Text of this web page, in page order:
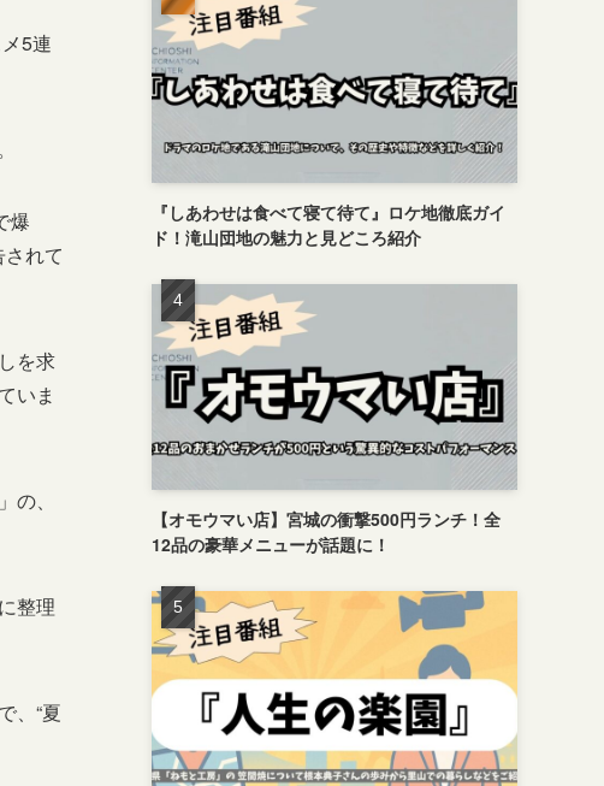
5連
爆
れて
を求
いま
、
整理
、“夏
『しあわせは食べて寝て待て』ロケ地徹底ガイ
ド！滝山団地の魅力と見どころ紹介
【オモウマい店】宮城の衝撃500円ランチ！全
12品の豪華メニューが話題に！